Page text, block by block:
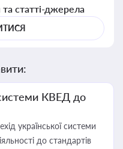
статті-джерела
системи КВЕД до
української системи
до стандартів